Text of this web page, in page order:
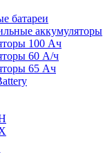
батареи
аккумуляторы
100 Ач
60 А/ч
65 Ач